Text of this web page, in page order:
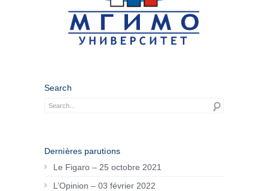
Search
Dernières parutions
Le Figaro – 25 octobre 2021
L’Opinion – 03 février 2022